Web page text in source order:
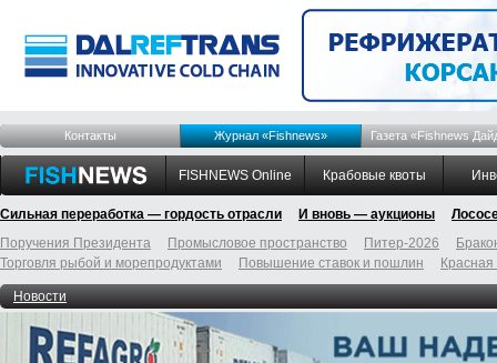
Контакты Журнал «Fishnews» Газета «Fishnews
FISHNEWS Online Крабовые квоты
Сильная переработка — гордость отрасли И вновь — аукционы
Поручения Президента
Промысловое пространство Питер-2026
Торговля рыбой и морепродуктами
Повышение ставок и пошлин
Новости